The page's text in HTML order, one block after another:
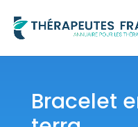
Bracelet